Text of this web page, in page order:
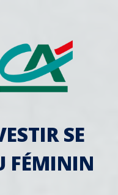
SE
FÉMININ